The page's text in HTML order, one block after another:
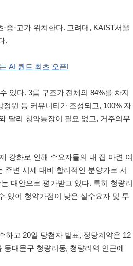
중·고가 위치한다. 고려대, KAIST서울
.
AI 퀀트 최초 오픈!
있다. 3룸 구조가 전체의 84%를 차지
원 등 커뮤니티가 조성되고, 100% 자
달리 청약통장이 필요 없고, 거주의무
강화로 인해 수요자들의 내 집 마련 여
주변 시세 대비 합리적인 분양가로 서
대안으로 평가받고 있다. 특히 청량리
있어 청약가점이 낮은 실수요자 및 투
하고 20일 당첨자 발표, 정당계약은 12
동대문구 청량리동, 청량리역 인근에